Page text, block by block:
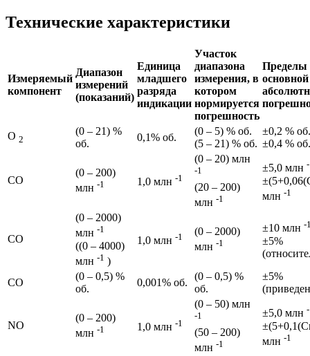
Технические характеристики
Измеряемый
компонент
Диапазон
измерений
(показаний)
Единица
младшего
разряда
индикации
Участок
диапазона
измерения, в
котором
нормируется
погрешность
Пределы
основной
О 2
(0 – 21) %
об.
0,1% об.
(0 – 5) % об.
(5 – 21) % об.
±0,2 % об.
±0,4 % об.
СО
(0 – 200)
млн -1 1,0 млн -1
(0 – 20) млн
-1
(20 – 200)
млн -1
±5,0 млн
млн -1
СО
(0 – 2000)
млн -1
((0 – 4000)
млн -1 )
1,0 млн -1
(0 – 2000)
млн -1
±10 млн -
±5%
СО
(0 – 0,5) %
об.
0,001% об.
(0 – 0,5) %
об.
±5%
NO
(0 – 200)
млн -1 1,0 млн -1
(0 – 50) млн
-1
(50 – 200)
млн -1
±5,0 млн
млн -1